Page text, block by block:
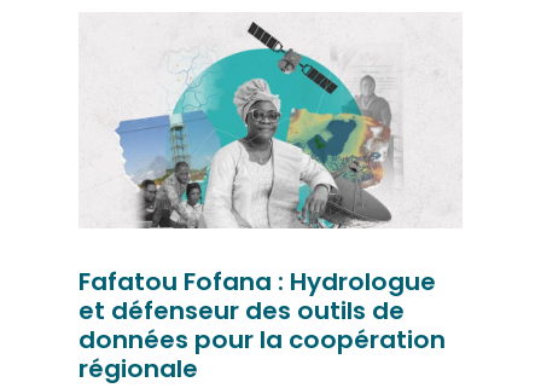
Fafatou Fofana : Hydrologue
et défenseur des outils de
données pour la coopération
régionale